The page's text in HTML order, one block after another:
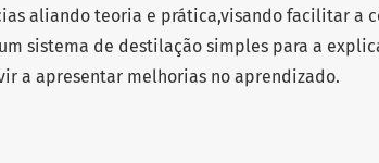
aliando teoria e prática,visando facilitar a
sistema de destilação simples para a
a apresentar melhorias no aprendizado.